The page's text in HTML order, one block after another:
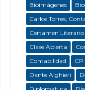
Bioimágenes
Carlos Torres;
Certamen Literario
Clase Abierta
Contabilidad
Dante Alghieri